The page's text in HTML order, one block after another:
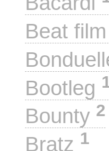
Beat
Bootleg
Bounty 2
Bratz 1